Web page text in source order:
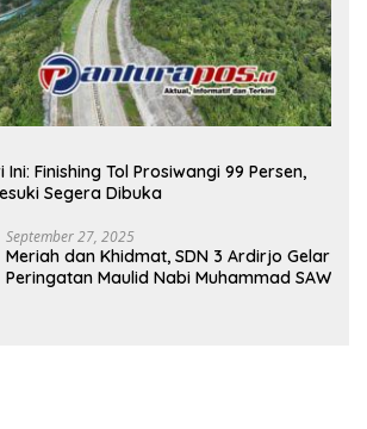
Finishing Tol Prosiwangi 99 Persen,
Segera Dibuka
September 27, 2025
Meriah dan Khidmat, SDN 3 Ardirjo Gelar
Peringatan Maulid Nabi Muhammad SAW